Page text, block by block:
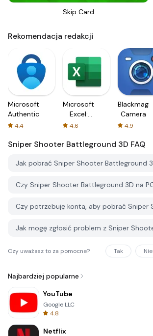
Skip Card
Rekomendacja redakcji
Microsoft
Authenticator
4.4
Microsoft
Excel:
Spreadsheets
4.6
Blackmagic
Camera
4.9
Sniper Shooter Battleground 3D FAQ
Czy uważasz to za pomocne? Tak Nie
Najbardziej popularne
YouTube
Google LLC
4.8
Netflix